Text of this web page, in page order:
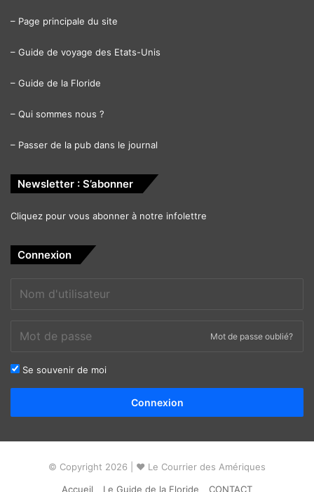
– Page principale du site
– Guide de voyage des Etats-Unis
– Guide de la Floride
– Qui sommes nous ?
– Passer de la pub dans le journal
Newsletter : S’abonner
Cliquez pour vous abonner à notre infolettre
Connexion
Mot de passe oublié?
Se souvenir de moi
Connexion
© Copyright 2026 | ❤ Le Courrier des Amériques
Accueil
Le Guide de la Floride CONTACT